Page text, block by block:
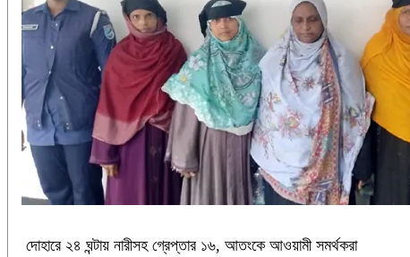
দোহারে ২৪ ঘন্টায় নারীসহ গ্রেপ্তার ১৬, আতংকে আওয়ামী সমর্থকরা